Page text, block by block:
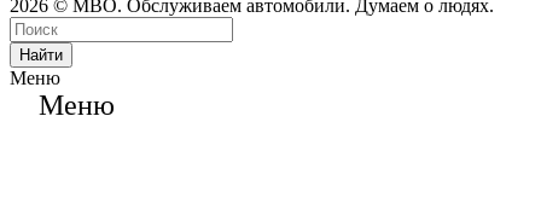
2026 © МВО. Обслуживаем автомобили. Думаем о людях.
Найти
Меню
Меню